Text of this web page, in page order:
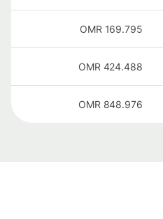
169.795
OMR
424.488
OMR
848.976
OMR